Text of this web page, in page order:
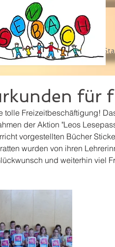
für
tolle Freizeitbeschäftigung!
der Aktion "Leos
vorgestellten Bücher
wurden von ihren
und weiterhin viel